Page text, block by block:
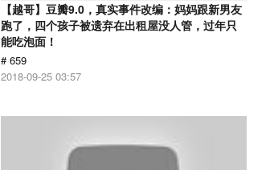
【越哥】豆瓣9.0，真实事件改编：妈妈跟新男友
跑了，四个孩子被遗弃在出租屋没人管，过年只
能吃泡面！
# 659
2018-09-25 03:57